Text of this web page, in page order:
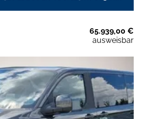
65.939,00 €
ausweisbar